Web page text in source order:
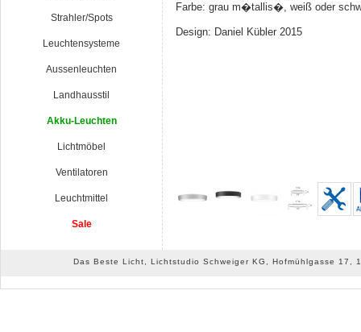
Strahler/Spots
Leuchtensysteme
Aussenleuchten
Landhausstil
Akku-Leuchten
Lichtmöbel
Ventilatoren
Leuchtmittel
Sale
Farbe: grau m�tallis�, weiß oder
Design: Daniel Kübler 2015
Das Beste Licht, Lichtstudio Schweiger KG, Hofmühlgasse